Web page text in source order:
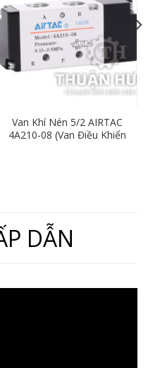
Van Khí Nén 5/2 AIRTAC
4A210-08 (Van Điều Khiển
DẪN